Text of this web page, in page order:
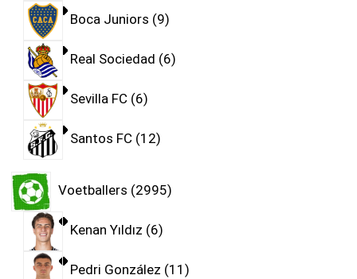
Boca Juniors 9
Real Sociedad 6
Sevilla FC 6
Santos FC 12
Voetballers 2995
Kenan Yıldız 6
Pedri González 11